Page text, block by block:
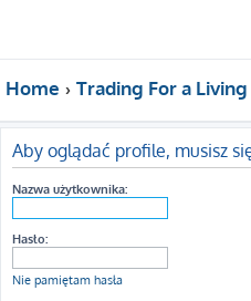
Home Trading For a Living
Aby oglądać profile, musisz
Nazwa użytkownika:
Hasło:
Nie pamiętam hasła